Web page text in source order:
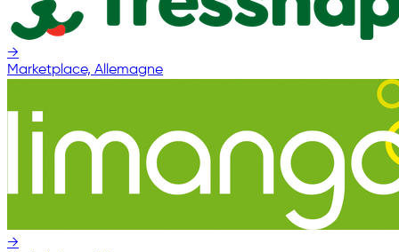
→
Marketplace, Allemagne
→